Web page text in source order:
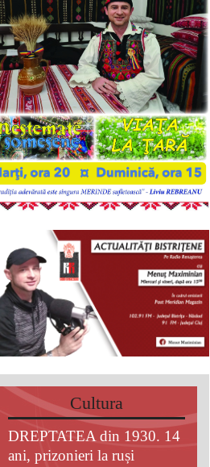
Cultura
DREPTATEA din 1930. 14
ani, prizonieri la ruși